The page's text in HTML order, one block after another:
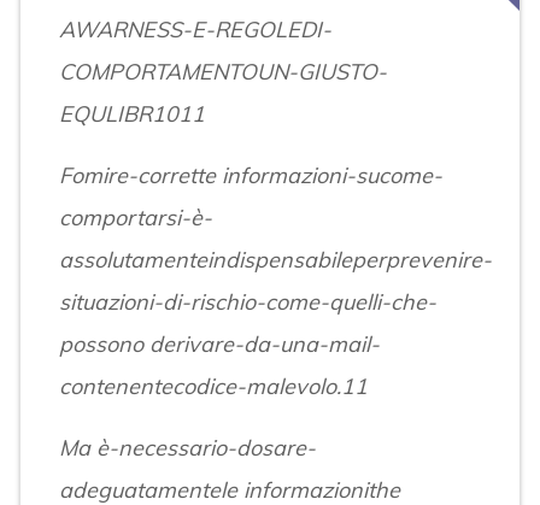
AWARNESS-E-REGOLEDI-
COMPORTAMENTOUN-GIUSTO-
EQULIBR1011
Fomire-corrette informazioni-sucome-
comportarsi-è-
assolutamenteindispensabileperprevenire-
situazioni-di-rischio-come-quelli-che-
possono derivare-da-una-mail-
contenentecodice-malevolo.11
Ma è-necessario-dosare-
adeguatamentele informazionithe